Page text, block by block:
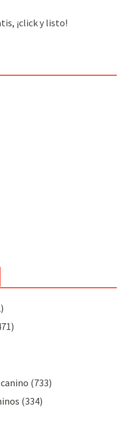
¡click y listo!
(733)
(334)